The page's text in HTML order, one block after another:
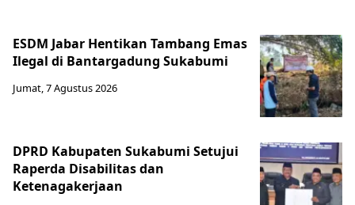
ESDM Jabar Hentikan Tambang Emas
Ilegal di Bantargadung Sukabumi
Jumat, 7 Agustus 2026
DPRD Kabupaten Sukabumi Setujui
Raperda Disabilitas dan
Ketenagakerjaan